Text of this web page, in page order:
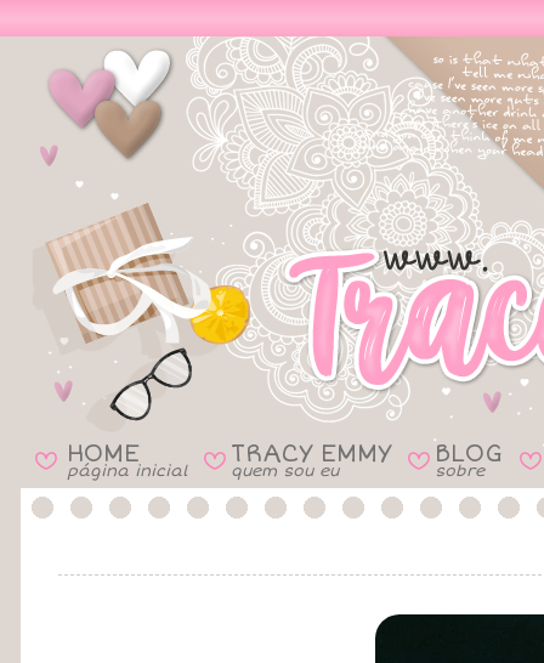
B HOME
página inicial B TRACY EMMY
quem sou eu B BLOG
sobre B